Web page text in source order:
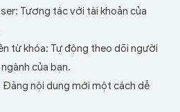
Tương tác với tài khoản của
từ khóa: Tự động theo dõi người
của bạn.
Đăng nội dung mới một cách dễ